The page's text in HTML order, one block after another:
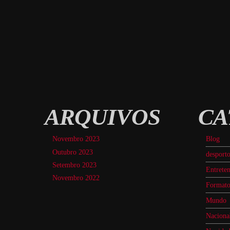
ARQUIVOS
Novembro 2023
Outubro 2023
Setembro 2023
Novembro 2022
Blog
desporto
Mundo